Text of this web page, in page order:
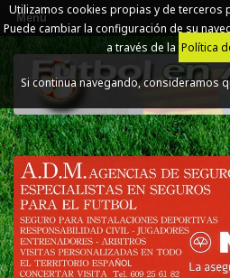
Utilizamos cookies propias y de terceros
Puede cambiar la configuración de su
a través de la Política
Si continua navegando, consideramos
Menú